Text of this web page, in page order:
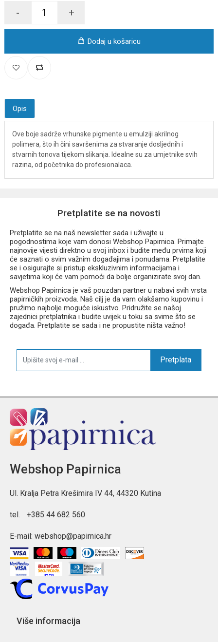
- +
Dodaj u košaricu
Opis
Ove boje sadrže vrhunske pigmente u emulziji akrilnog
polimera, što ih čini savršenima za stvaranje dosljednih i
stvarnih tonova tijekom slikanja. Idealne su za umjetnike svih
razina, od početnika do profesionalaca.
Pretplatite se na novosti
Pretplatite se na naš newsletter sada i uživajte u
pogodnostima koje vam donosi Webshop Papirnica. Primajte
najnovije vijesti direktno u svoj inbox i budite među prvima koji
će saznati o svim važnim događajima i ponudama. Pretplatite
se i osigurajte si pristup ekskluzivnim informacijama i
savjetima koji će vam pomoći da bolje organizirate svoj dan.
Webshop Papirnica je vaš pouzdan partner u nabavi svih vrsta
papirničkih proizvoda. Naš cilj je da vam olakšamo kupovinu i
pružimo najbolje moguće iskustvo. Pridružite se našoj
zajednici pretplatnika i budite uvijek u toku sa svime što se
događa. Pretplatite se sada i ne propustite ništa važno!
Pretplata
Webshop Papirnica
Ul. Kralja Petra Krešimira IV 44, 44320 Kutina
tel. +385 44 682 560
E-mail: webshop@papirnica.hr
Više informacija